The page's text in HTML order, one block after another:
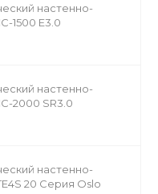
настенно-
1500 Е3.0
настенно-
2000 SR3.0
настенно-
20 Серия Oslo